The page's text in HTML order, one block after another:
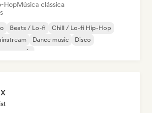
HopMúsica clássica
Beats / Lo-fi
Chill / Lo-fi Hip-Hop
Dance music
Disco
music